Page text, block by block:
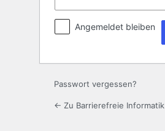
Angemeldet bleiben
Passwort vergessen?
← Zu Barrierefreie Informatik